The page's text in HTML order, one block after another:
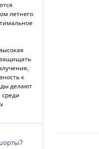
летнего
защищать
к
делают